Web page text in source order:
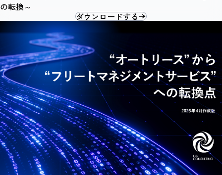
の転換～
ダウンロードする